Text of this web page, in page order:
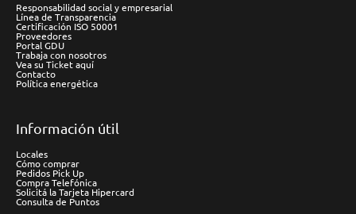
Responsabilidad social y empresarial
Línea de Transparencia
Certificación ISO 50001
Proveedores
Portal GDU
Trabaja con nosotros
Vea su Ticket aquí
Contacto
Política energética
Información útil
Locales
Cómo comprar
Pedidos Pick Up
Compra Telefónica
Solicitá la Tarjeta Hipercard
Consulta de Puntos